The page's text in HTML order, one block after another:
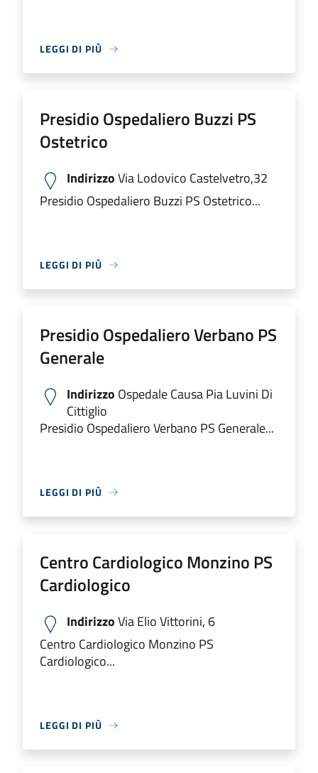
LEGGI DI PIÙ
Presidio Ospedaliero Buzzi PS
Ostetrico
IndirizzoVia Lodovico Castelvetro,32
Presidio Ospedaliero Buzzi PS Ostetrico...
LEGGI DI PIÙ
Presidio Ospedaliero Verbano PS
Generale
Indirizzo Ospedale Causa Pia Luvini Di
Cittiglio
Presidio Ospedaliero Verbano PS Generale...
LEGGI DI PIÙ
Centro Cardiologico Monzino PS
Cardiologico
IndirizzoVia Elio Vittorini, 6
Centro Cardiologico Monzino PS
Cardiologico...
LEGGI DI PIÙ